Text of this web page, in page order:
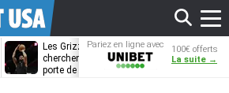
Les Grizzlies
cherchent déjà une
porte de sortie
Dwane Casey
bientôt coach
Pariez en ligne avec
100€ offerts
La suite →